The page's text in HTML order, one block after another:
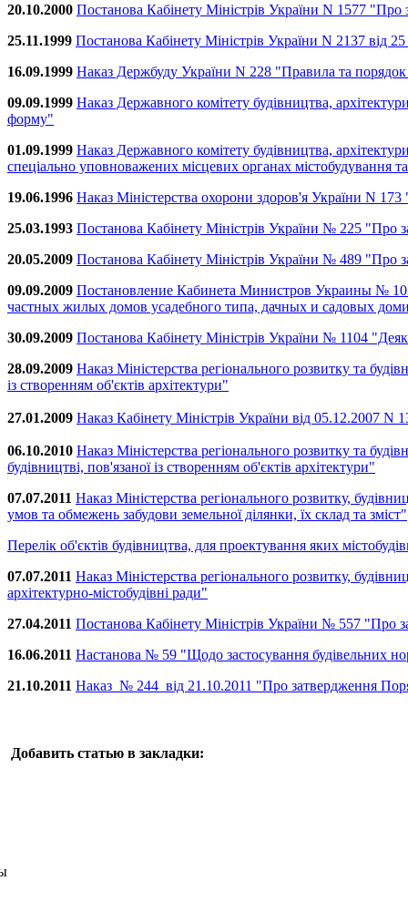
20.10.2000 Постанова Кабінету Міністрів України N 1577 "Про
25.11.1999 Постанова Кабінету Міністрів України N 2137 від
16.09.1999 Наказ Держбуду України N 228 "Правила та порядок
09.09.1999 Наказ Державного комітету будівництва,
форму"
01.09.1999 Наказ Державного комітету будівництва,
спеціально уповноважених місцевих органах містобудування
19.06.1996 Наказ Міністерства охорони здоров'я України N
25.03.1993 Постанова Кабінету Міністрів України № 225 "Про
20.05.2009 Постанова Кабінету Міністрів України № 489 "Про
09.09.2009 Постановление Кабинета Министров Украины №
частных жилых домов усадебного типа, дачных и садовых
30.09.2009 Постанова Кабінету Міністрів України № 1104
28.09.2009 Наказ Міністерства регіонального розвитку та
із створенням об'єктів архітектури"
27.01.2009 Наказ Кабінету Міністрів України від 05.12.2007 N
06.10.2010 Наказ Міністерства регіонального розвитку та
будівництві, пов'язаної із створенням об'єктів архітектури"
07.07.2011 Наказ Міністерства регіонального розвитку,
умов та обмежень забудови земельної ділянки, їх склад та зміст"
Перелік об'єктів будівництва, для проектування яких
07.07.2011 Наказ Міністерства регіонального розвитку,
архітектурно-містобудівні ради"
27.04.2011 Постанова Кабінету Міністрів України № 557 "Про
16.06.2011 Настанова № 59 "Щодо застосування будівельних
21.10.2011 Наказ № 244 вiд 21.10.2011 "Про затвердження
Добавить статью в закладки: